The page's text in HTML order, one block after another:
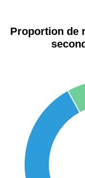
Proportion de